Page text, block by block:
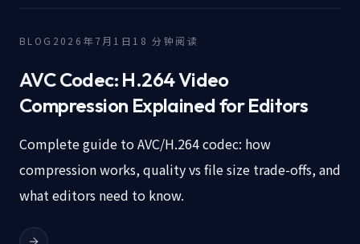
BLOG 2026年7月1日 18 分钟阅读
AVC Codec: H.264 Video
Compression Explained for Editors
Complete guide to AVC/H.264 codec: how
compression works, quality vs file size trade-offs, and
what editors need to know.